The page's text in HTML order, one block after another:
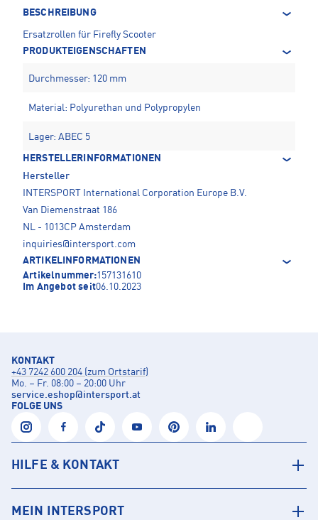
BESCHREIBUNG
Ersatzrollen für Firefly Scooter
PRODUKTEIGENSCHAFTEN
Durchmesser: 120 mm
Material: Polyurethan und Polypropylen
Lager: ABEC 5
HERSTELLERINFORMATIONEN
Hersteller
INTERSPORT International Corporation Europe B.V.
Van Diemenstraat 186
NL - 1013CP Amsterdam
inquiries@intersport.com
ARTIKELINFORMATIONEN
Artikelnummer:157131610
Im Angebot seit06.10.2023
KONTAKT
+43 7242 600 204 (zum Ortstarif)
Mo. – Fr. 08:00 – 20:00 Uhr
service.eshop@intersport.at
FOLGE UNS
HILFE & KONTAKT
MEIN INTERSPORT